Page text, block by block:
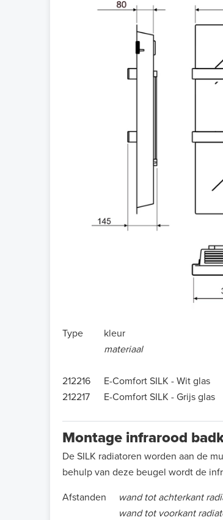
Type kleur
materiaal
212216 E-Comfort SILK - Wit glas
212217
E-Comfort SILK - Grijs glas
Montage infrarood
De SILK radiatoren worden aan de
behulp van deze beugel wordt de
Afstanden wand tot achterkant
wand tot voorkant